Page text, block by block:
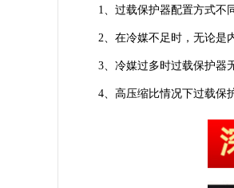
1、过载保护器配置方式不
2、在冷媒不足时，无论是
3、冷媒过多时过载保护器
4、高压缩比情况下过载保